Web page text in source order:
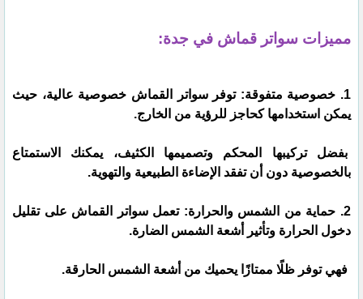
مميزات سواتر قماش في جدة:
1. خصوصية متفوقة: توفر سواتر القماش خصوصية عالية، حيث
يمكن استخدامها كحاجز للرؤية من الخارج.
بفضل تركيبها المحكم وتصميمها الكثيف، يمكنك الاستمتاع
بالخصوصية دون أن تفقد الإضاءة الطبيعية والتهوية.
2. حماية من الشمس والحرارة: تعمل سواتر القماش على تقليل
دخول الحرارة وتأثير أشعة الشمس الضارة.
فهي توفر ظلًا ممتازًا يحميك من أشعة الشمس الحارقة.